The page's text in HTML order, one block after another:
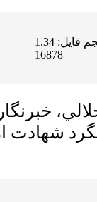
حجم فایل: 1.34 MB | دریافت ها:
16878
شهادت